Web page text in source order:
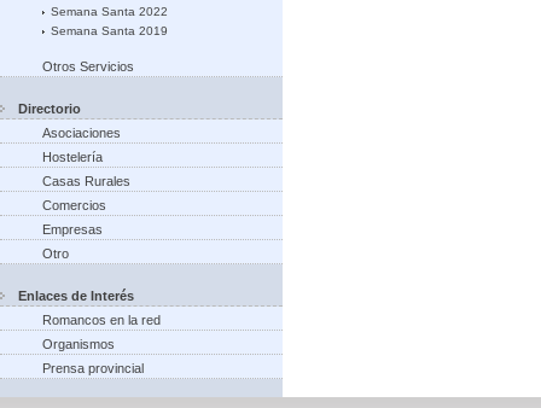
Semana Santa 2022
Semana Santa 2019
Otros Servicios
Directorio
Asociaciones
Hostelería
Casas Rurales
Comercios
Empresas
Otro
Enlaces de Interés
Romancos en la red
Organismos
Prensa provincial